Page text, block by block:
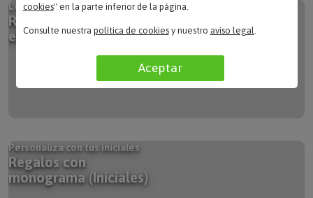
Regalos con
el dibujo de tus hijos
Regalos con
monograma (Iniciales)
cookies" en la parte inferior de la página.
Consulte nuestra política de cookiesy nuestro aviso legal.
Aceptar